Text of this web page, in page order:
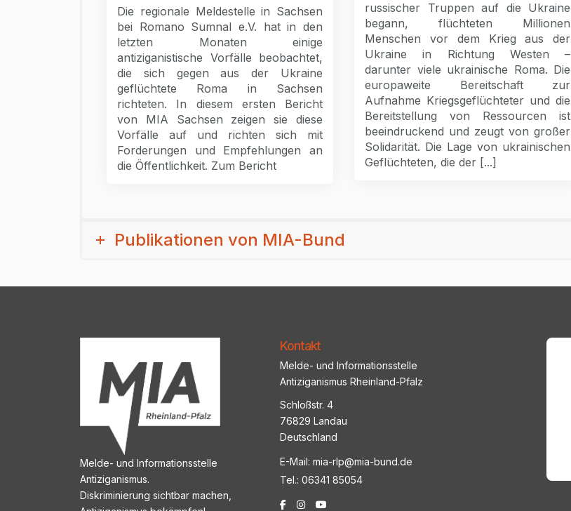
Die regionale Meldestelle in Sachsen
bei Romano Sumnal e.V. hat in den
letzten Monaten einige
antiziganistische Vorfälle beobachtet,
die sich gegen aus der Ukraine
geflüchtete Roma in Sachsen
richteten. In diesem ersten Bericht
von MIA Sachsen zeigen sie diese
Vorfälle auf und richten sich mit
Forderungen und Empfehlungen an
die Öffentlichkeit. Zum Bericht
russischer Truppen auf die Ukraine
begann, flüchteten Millionen
Menschen vor dem Krieg aus der
Ukraine in Richtung Westen –
darunter viele ukrainische Roma. Die
europaweite Bereitschaft zur
Aufnahme Kriegsgeflüchteter und die
Bereitstellung von Ressourcen ist
beeindruckend und zeugt von großer
Solidarität. Die Lage von ukrainischen
Geflüchteten, die der [...]
Publikationen von MIA-Bund
Melde- und Informationsstelle
Antiziganismus.
Diskriminierung sichtbar machen,
Kontakt
Melde- und Informationsstelle
Antiziganismus Rheinland-Pfalz
Schloßstr. 4
76829 Landau
Deutschland
E-Mail: mia-rlp@mia-bund.de
Tel.: 06341 85054